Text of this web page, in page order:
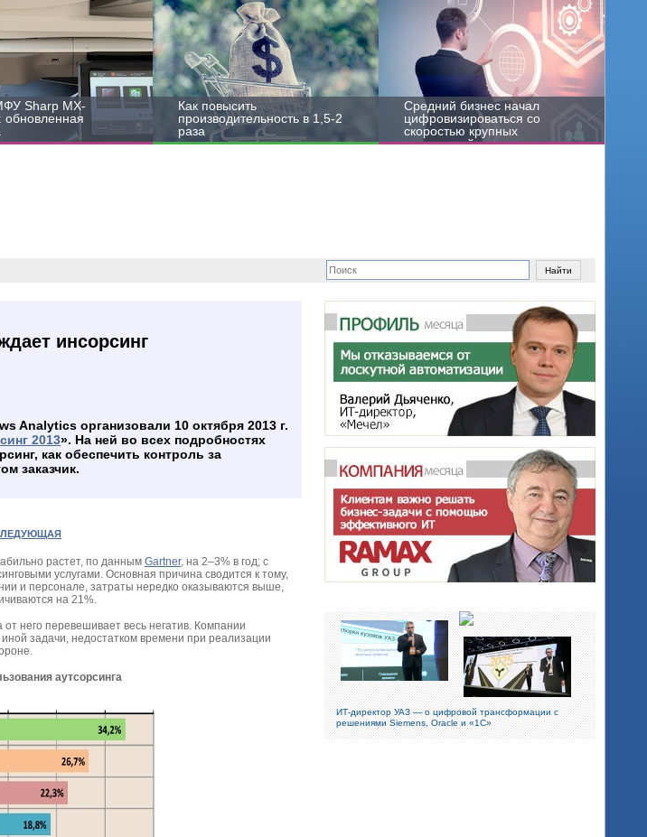
Sharp MX-
обновленная
Как повысить
производительность в 1,5-2
раза
Средний бизнес начал
цифровизироваться со
скоростью крупных
корпораций
инсорсинг
Analytics организовали 10 октября 2013 г.
2013». На ней во всех подробностях
как обеспечить контроль за
заказчик.
растет, по данным Gartner, на 2–3% в год; c
услугами. Основная причина сводится к тому,
и персонале, затраты нередко оказываются выше,
на 21%.
него перевешивает весь негатив. Компании
задачи, недостатком времени при реализации
аутсорсинга
ИТ-директор УАЗ — о цифровой трансформации с
решениями Siemens, Oracle и «1С»